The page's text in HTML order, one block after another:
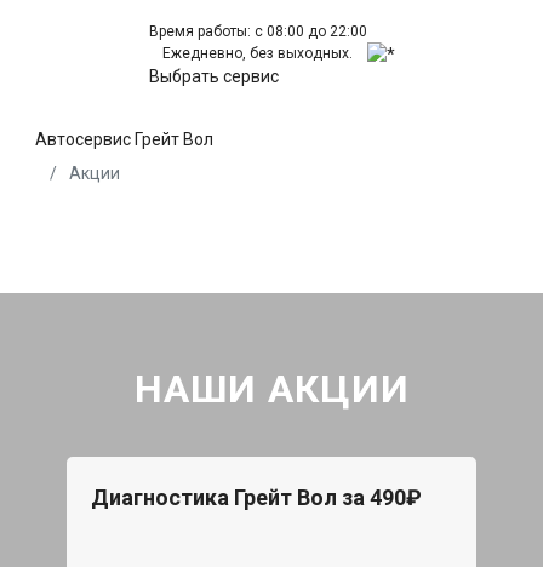
Время работы: с 08:00 до 22:00
Ежедневно, без выходных.
Выбрать сервис
Автосервис Грейт Вол
Акции
НАШИ АКЦИИ
Диагностика Грейт Вол за 490₽